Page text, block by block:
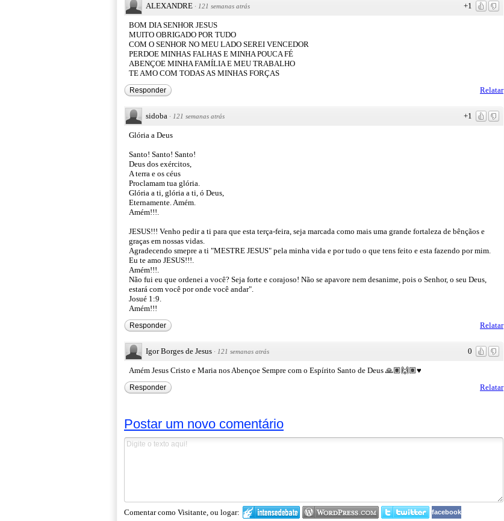
+1
ALEXANDRE · 121 semanas atrás
BOM DIA SENHOR JESUS
MUITO OBRIGADO POR TUDO
COM O SENHOR NO MEU LADO SEREI VENCEDOR
PERDOE MINHAS FALHAS E MINHA POUCA FÉ
ABENÇOE MINHA FAMÍLIA E MEU TRABALHO
TE AMO COM TODAS AS MINHAS FORÇAS
Relatar
Responder
+1
sidoba · 121 semanas atrás
Glória a Deus
Santo! Santo! Santo!
Deus dos exércitos,
A terra e os céus
Proclamam tua glória.
Glória a ti, glória a ti, ó Deus,
Eternamente. Amém.
Amém!!!.
JESUS!!! Venho pedir a ti para que esta terça-feira, seja marcada como mais uma grande fortaleza de bênçãos e
graças em nossas vidas.
Agradecendo smepre a ti "MESTRE JESUS" pela minha vida e por tudo o que tens feito e esta fazendo por mim.
Eu te amo JESUS!!!.
Amém!!!.
Não fui eu que ordenei a você? Seja forte e corajoso! Não se apavore nem desanime, pois o Senhor, o seu Deus,
estará com você por onde você andar".
Josué 1:9.
Amém!!!
Relatar
Responder
0
Igor Borges de Jesus · 121 semanas atrás
Amém Jesus Cristo e Maria nos Abençoe Sempre com o Espírito Santo de Deus 🙏🏽🙌🏽♥️
Relatar
Responder
Postar um novo comentário
Comentar como Visitante, ou logar: facebook